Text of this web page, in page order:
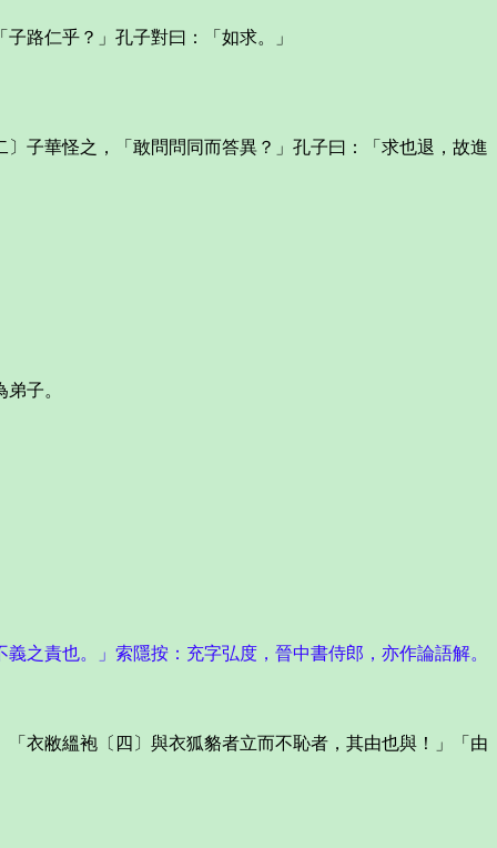
路仁乎？」孔子對曰：「如求。」
子華怪之，「敢問問同而答異？」孔子曰：「求也退，故進
子。
之責也。」索隱按：充字弘度，晉中書侍郎，亦作論語解。
衣敝縕袍〔四〕與衣狐貉者立而不恥者，其由也與！」「由